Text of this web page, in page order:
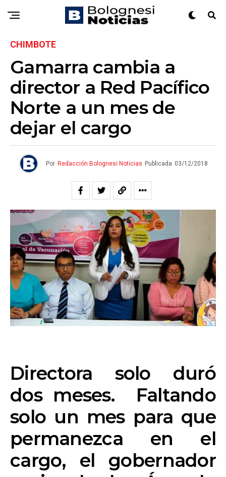
CHIMBOTE
Gamarra cambia a
director a Red Pacífico
Norte a un mes de
dejar el cargo
Por Redacción Bolognesi Noticias Publicada 03/12/2018
Directora solo duró
dos meses. Faltando
solo un mes para que
permanezca en el
cargo, el gobernador